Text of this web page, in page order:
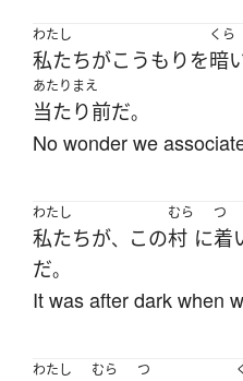
わたし
私たちがこうもり を
くら
暗
あたりまえ
当たり前だ。
No wonder we
わたし
私たちが、 この
むら
村 に
つ
着
だ。
It was after dark when
わたし
むら つ